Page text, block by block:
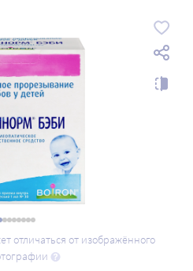
отличаться от изображённого